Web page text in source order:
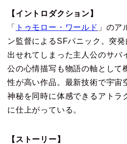
【イントロダクション】
「
トゥモロー・ワールド 」のア
ン監督によるSFパニック。突
出せれてしまった主人公のサバ
公の心情描写も物語の軸として
性が高い作品。最新技術で宇宙
神秘を同時に体感できるアトラ
に仕上がっている。
【ストーリー】